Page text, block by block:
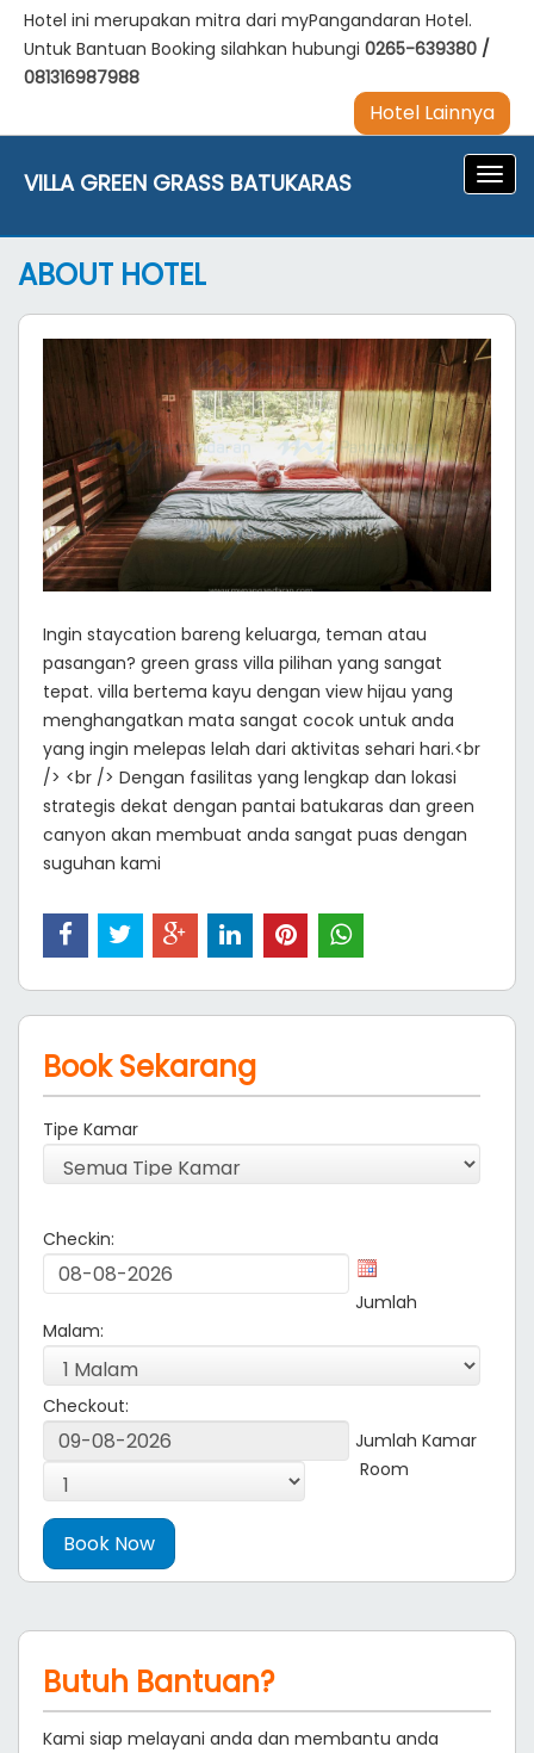
Hotel ini merupakan mitra dari myPangandaran Hotel.
Untuk Bantuan Booking silahkan hubungi 0265-639380 /
081316987988
Hotel Lainnya
VILLA GREEN GRASS BATUKARAS
ABOUT HOTEL
Ingin staycation bareng keluarga, teman atau
pasangan? green grass villa pilihan yang sangat
tepat. villa bertema kayu dengan view hijau yang
menghangatkan mata sangat cocok untuk anda
yang ingin melepas lelah dari aktivitas sehari hari.<br
/> <br /> Dengan fasilitas yang lengkap dan lokasi
strategis dekat dengan pantai batukaras dan green
canyon akan membuat anda sangat puas dengan
suguhan kami
Book Sekarang
Tipe Kamar
Checkin:
Jumlah
Malam:
Checkout:
Jumlah Kamar
Room
Butuh Bantuan?
Kami siap melayani anda dan membantu anda